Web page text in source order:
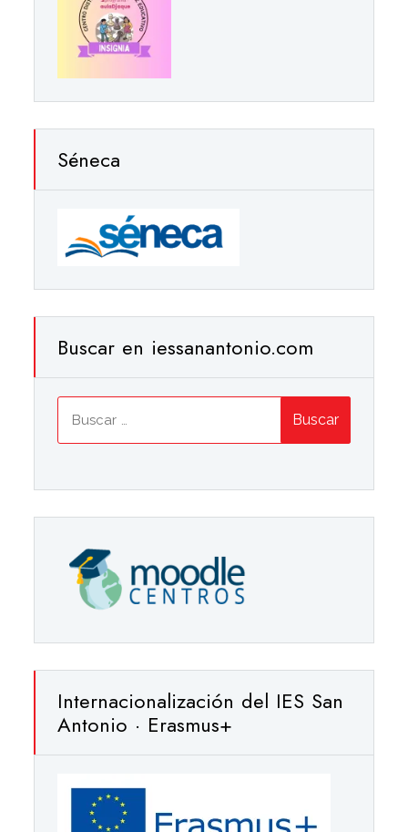
Séneca
Buscar en iessanantonio.com
Internacionalización del IES San
Antonio · Erasmus+